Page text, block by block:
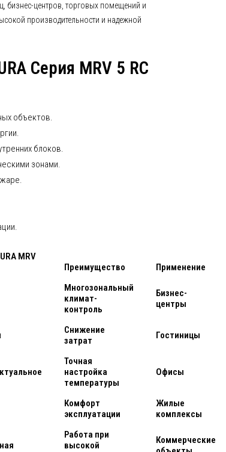
бизнес-центров, торговых помещений и
производительности и надежной
Серия MRV 5 RC
объектов.
блоков.
зонами.
MRV
Преимущество Применение
Многозональный
климат-
контроль
Бизнес-
центры
Снижение
затрат
Гостиницы
Точная
настройка
температуры
Офисы
Комфорт
эксплуатации
Жилые
комплексы
Работа при
высокой
Коммерческие